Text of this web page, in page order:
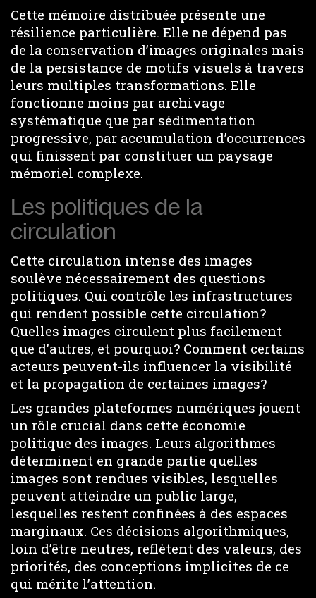
Cette mémoire distribuée présente une
résilience particulière. Elle ne dépend pas
de la conservation d’images originales mais
de la persistance de motifs visuels à travers
leurs multiples transformations. Elle
fonctionne moins par archivage
systématique que par sédimentation
progressive, par accumulation d’occurrences
qui finissent par constituer un paysage
mémoriel complexe.
Les politiques de la
circulation
Cette circulation intense des images
soulève nécessairement des questions
politiques. Qui contrôle les infrastructures
qui rendent possible cette circulation?
Quelles images circulent plus facilement
que d’autres, et pourquoi? Comment certains
acteurs peuvent-ils influencer la visibilité
et la propagation de certaines images?
Les grandes plateformes numériques jouent
un rôle crucial dans cette économie
politique des images. Leurs algorithmes
déterminent en grande partie quelles
images sont rendues visibles, lesquelles
peuvent atteindre un public large,
lesquelles restent confinées à des espaces
marginaux. Ces décisions algorithmiques,
loin d’être neutres, reflètent des valeurs, des
priorités, des conceptions implicites de ce
qui mérite l’attention.